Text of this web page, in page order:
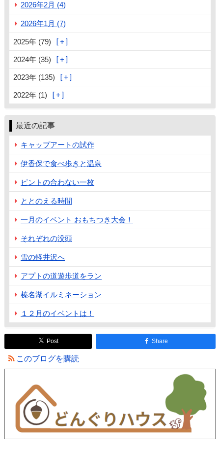
2026年2月 (4)
2026年1月 (7)
2025年 (79)
2024年 (35)
2023年 (135)
2022年 (1)
最近の記事
キャップアートの試作
伊香保で食べ歩きと温泉
ピントの合わない一枚
ととのえる時間
一月のイベント おもちつき大会！
それぞれの没頭
雪の軽井沢へ
アプトの道遊歩道をラン
榛名湖イルミネーション
１２月のイベントは！
Post Share
このブログを購読